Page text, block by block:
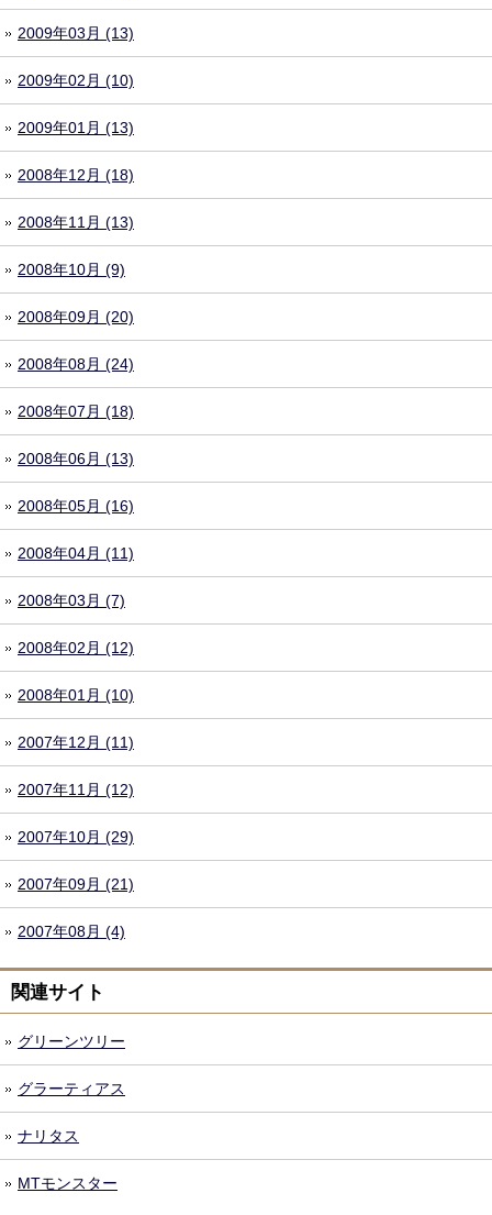
2009年03月 (13)
2009年02月 (10)
2009年01月 (13)
2008年12月 (18)
2008年11月 (13)
2008年10月 (9)
2008年09月 (20)
2008年08月 (24)
2008年07月 (18)
2008年06月 (13)
2008年05月 (16)
2008年04月 (11)
2008年03月 (7)
2008年02月 (12)
2008年01月 (10)
2007年12月 (11)
2007年11月 (12)
2007年10月 (29)
2007年09月 (21)
2007年08月 (4)
関連サイト
グリーンツリー
グラーティアス
ナリタス
MTモンスター